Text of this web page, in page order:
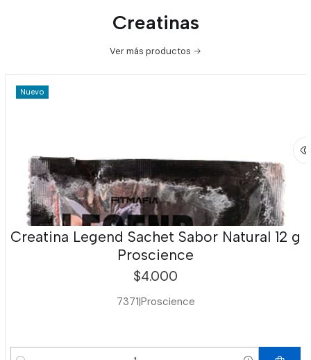
Creatinas
Ver más productos
Nuevo
Creatina Legend Sachet Sabor Natural 12 g
Proscience
$4.000
7371|Proscience